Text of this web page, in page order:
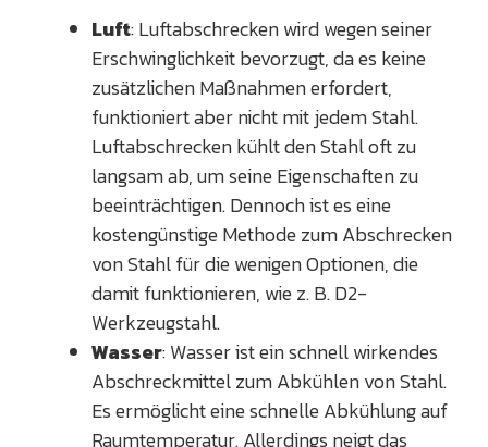
Luft: Luftabschrecken wird wegen seiner
Erschwinglichkeit bevorzugt, da es keine
zusätzlichen Maßnahmen erfordert,
funktioniert aber nicht mit jedem Stahl.
Luftabschrecken kühlt den Stahl oft zu
langsam ab, um seine Eigenschaften zu
beeinträchtigen. Dennoch ist es eine
kostengünstige Methode zum Abschrecken
von Stahl für die wenigen Optionen, die
damit funktionieren, wie z. B. D2-
Werkzeugstahl.
Wasser: Wasser ist ein schnell wirkendes
Abschreckmittel zum Abkühlen von Stahl.
Es ermöglicht eine schnelle Abkühlung auf
Raumtemperatur. Allerdings neigt das